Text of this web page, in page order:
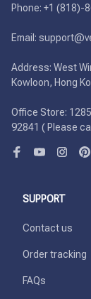
Phone: +1 (818)-
Email:
Address: West
Kowloon, Hong
Office Store:
92841 ( Please
SUPPORT
Contact us
Order tracking
FAQs